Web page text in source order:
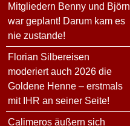
Mitgliedern Benny und Björn
war geplant! Darum kam es
nie zustande!
Florian Silbereisen
moderiert auch 2026 die
Goldene Henne – erstmals
mit IHR an seiner Seite!
Calimeros äußern sich